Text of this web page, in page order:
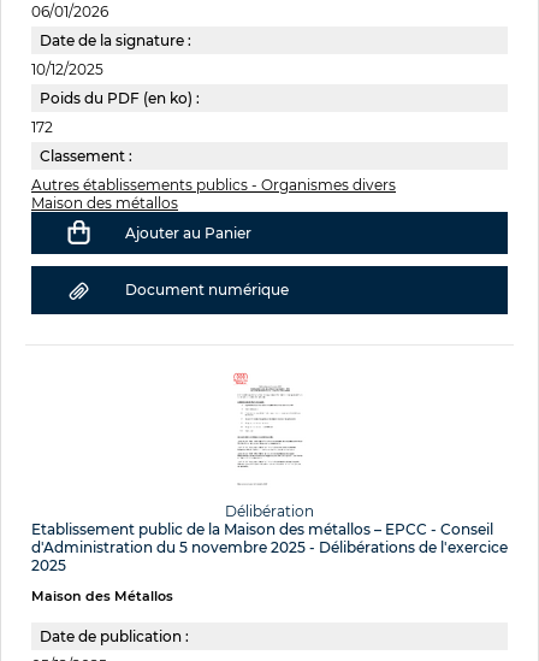
06/01/2026
Date de la signature :
10/12/2025
Poids du PDF (en ko) :
172
Classement :
Autres établissements publics - Organismes divers
Maison des métallos
Ajouter au Panier
Document numérique
Délibération
Etablissement public de la Maison des métallos – EPCC - Conseil
d'Administration du 5 novembre 2025 - Délibérations de l'exercice
2025
Maison des Métallos
Date de publication :